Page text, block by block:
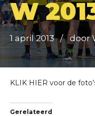
W
1 april 2013 door
KLIK HIER voor de
Gerelateerd